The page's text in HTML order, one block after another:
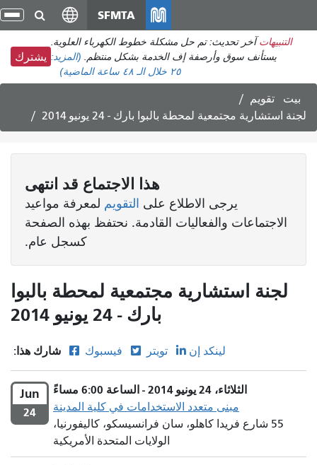
انتقل
إلى
المحتوى
الرئيسي
SFMTA
التنبيهات آخر تحديث: تم حل مشكلة خطوط الكهرباء العلوية.
يستأنف سوق وأرصفة إف الخدمة بشكل منتظم. (المزيد:
٢٥ خلال الـ ٤٨ ساعة الماضية)
يشترك
بيت
تقويم
لجنة استشارية مجتمعية لمحطة بالبوا بارك - 24 يونيو 2014
هذا الاجتماع قد انتهى
يرجى الاطلاع على التقويم لمعرفة مواعيد
الاجتماعات والفعاليات القادمة. نحتفظ بهذه الصفحة
كسجل عام.
لجنة استشارية مجتمعية لمحطة بالبوا
بارك - 24 يونيو 2014
شارك هذا: فيسبوك تويتر لينكد إن
Jun
24
الثلاثاء، 24 يونيو 2014 - الساعة 6:00 مساءً
مبنى متعدد الاستخدامات في كلية المدينة
55 شارع فريدا كاهلو، سان فرانسيسكو، كاليفورنيا،
الولايات المتحدة الأمريكية